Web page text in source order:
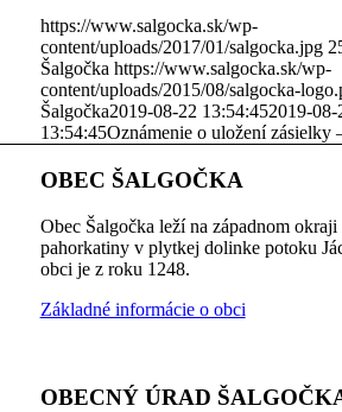
https://www.salgocka.sk/wp-
content/uploads/2017/01/salgocka.jpg
Šalgočka https://www.salgocka.sk/wp-
content/uploads/2015/08/salgocka-
Šalgočka2019-08-22 13:54:452019-08-
13:54:45Oznámenie o uložení zásielky
OBEC ŠALGOČKA
Obec Šalgočka leží na západnom
pahorkatiny v plytkej dolinke potoku
obci je z roku 1248.
Základné informácie o obci
OBECNÝ ÚRAD